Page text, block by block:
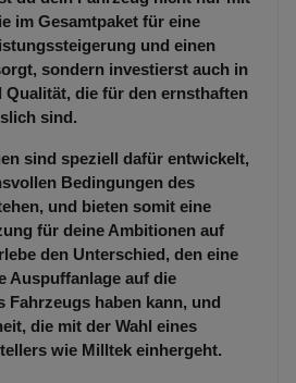
im Gesamtpaket für eine
und einen
sondern investierst auch in
Qualität, die für den ernsthaften
sind.
sind speziell dafür entwickelt,
Bedingungen des
und bieten somit eine
für deine Ambitionen auf
den Unterschied, den eine
Auspuffanlage auf die
Fahrzeugs haben kann, und
die mit der Wahl eines
wie Milltek einhergeht.